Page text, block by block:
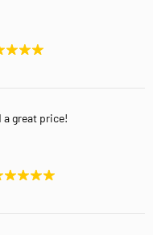
great price!